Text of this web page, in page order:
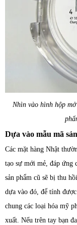
Nhìn vào hình hộp
Dựa vào mẫu mã
Các mặt hàng Nhật
tạo sự mới mẻ, đáp ứng
sản phẩm cũ sẽ bị thu
dựa vào đó, để tính
chung các loại hóa mỹ
xuất. Nếu trên tay bạn